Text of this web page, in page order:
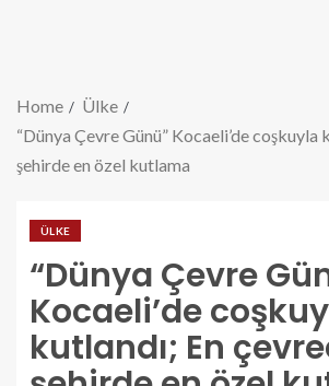
Home
Ülke
“Dünya Çevre Günü” Kocaeli’de coşkuyla
şehirde en özel kutlama
ÜLKE
“Dünya Çevre
Kocaeli’de
kutlandı; En